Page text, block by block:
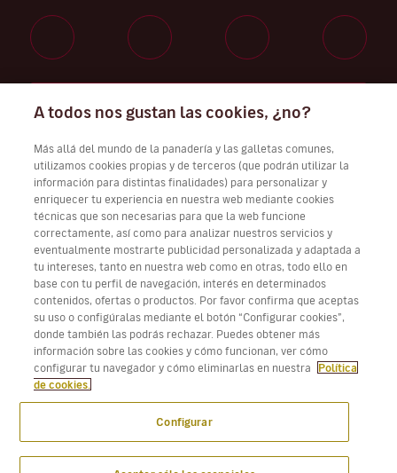
Descarga Volotea App para iOS y Android
A todos nos gustan las cookies, ¿no?
Más allá del mundo de la panadería y las galletas comunes,
utilizamos cookies propias y de terceros (que podrán utilizar la
información para distintas finalidades) para personalizar y
enriquecer tu experiencia en nuestra web mediante cookies
técnicas que son necesarias para que la web funcione
correctamente, así como para analizar nuestros servicios y
eventualmente mostrarte publicidad personalizada y adaptada a
tu intereses, tanto en nuestra web como en otras, todo ello en
base con tu perfil de navegación, interés en determinados
contenidos, ofertas o productos. Por favor confirma que aceptas
su uso o configúralas mediante el botón “Configurar cookies”,
donde también las podrás rechazar. Puedes obtener más
información sobre las cookies y cómo funcionan, ver cómo
configurar tu navegador y cómo eliminarlas en nuestra
Política
de cookies.
Configurar